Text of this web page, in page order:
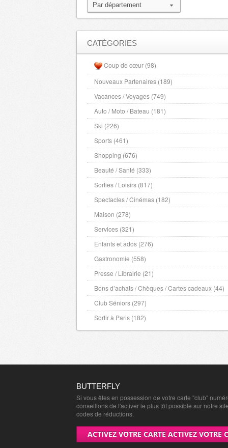
CATÉGORIES
Coup de cœur (98)
Nouveaux Partenaires (189)
Vacances / Voyages (749)
Auto / Moto / Bateau (181)
Ski (226)
Sports (461)
Shopping (676)
Beauté / Santé (333)
Sorties / Loisirs (817)
Spectacles / Cinémas (182)
Maison (278)
Services (321)
Enfants et ados (276)
Gastronomie (558)
Presse / Librairie (21)
Bons d’achats / Chèques / Cartes cadeaux (44)
Club Séniors (297)
Sortir à Paris (182)
BUTTERFLY
Si vous êtes en possession de votre carte "club"
conseillons de l'activer le plus tôt possible sur notre
codes de réductions.
ACTIVEZ VOTRE CARTE ACTIVEZ VOTRE